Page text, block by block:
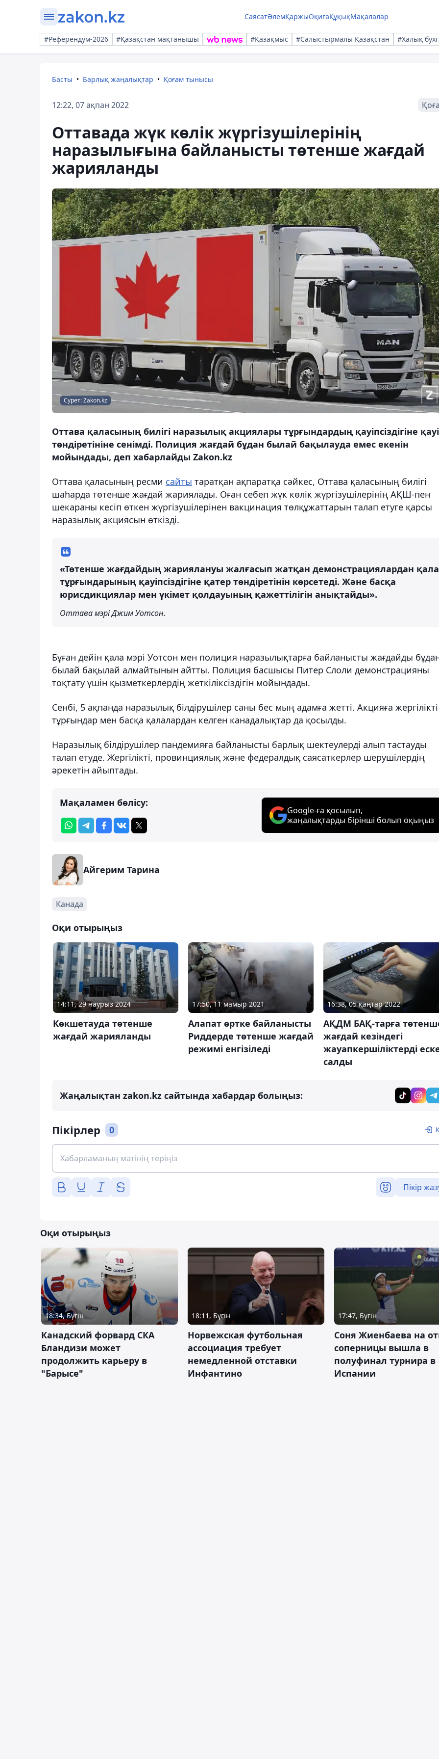
СаясатӘлемҚаржыОқиғаҚұқықМақалалар
#Референдум-2026 #Қазақстан мақтанышы #Қазақмыс #Салыстырмалы Қазақстан #Халық
Басты Барлық жаңалықтар Қоғам тынысы
12:22, 07 ақпан 2022
Оттавада жүк көлік жүргізушілерінің
наразылығына байланысты төтенше жағдай
жарияланды
Сурет: Zakon.kz
Оттава қаласының билігі наразылық акциялары тұрғындардың қауіпсіздігіне
төндіретініне сенімді. Полиция жағдай бұдан былай бақылауда емес екенін
мойындады, деп хабарлайды Zakon.kz
Оттава қаласының ресми сайты таратқан ақпаратқа сәйкес, Оттава қаласының билігі
шаһарда төтенше жағдай жариялады. Оған себеп жүк көлік жүргізушілерінің АҚШ-пен
шекараны кесіп өткен жүргізушілерінен вакцинация төлқұжаттарын талап етуге қарсы
наразылық акциясын өткізді.
«Төтенше жағдайдың жариялануы жалғасып жатқан демонстрациялардан қала
тұрғындарының қауіпсіздігіне қатер төндіретінін көрсетеді. Және басқа
юрисдикциялар мен үкімет қолдауының қажеттілігін анықтайды».
Оттава мэрі Джим Уотсон.
Бұған дейін қала мэрі Уотсон мен полиция наразылықтарға байланысты жағдайды
былай бақылай алмайтынын айтты. Полиция басшысы Питер Слоли демонстрацияны
тоқтату үшін қызметкерлердің жеткіліксіздігін мойындады.
Сенбі, 5 ақпанда наразылық білдірушілер саны бес мың адамға жетті. Акцияға жергілікті
тұрғындар мен басқа қалалардан келген канадалықтар да қосылды.
Наразылық білдірушілер пандемияға байланысты барлық шектеулерді алып тастауды
талап етуде. Жергілікті, провинциялық және федералдық саясаткерлер шерушілердің
әрекетін айыптады.
Мақаламен бөлісу:
Google-ға қосылып,
жаңалықтарды бірінші болып оқыңыз
Айгерим Тарина
Канада
Оқи отырыңыз
14:11, 29 наурыз 2024
Көкшетауда төтенше
жағдай жарияланды
17:50, 11 мамыр 2021
Алапат өртке байланысты
Риддерде төтенше жағдай
режимі енгізіледі
16:38, 05 қаңтар 2022
АҚДМ БАҚ-тарға
жағдай кезіндегі
жауапкершіліктерді
салды
Жаңалықтан zakon.kz сайтында хабардар болыңыз:
Пікірлер 0
Пікір
Оқи отырыңыз
18:34, Бүгін
Канадский форвард СКА
Бландизи может
продолжить карьеру в
"Барысе"
18:11, Бүгін
Норвежская футбольная
ассоциация требует
немедленной отставки
Инфантино
17:47, Бүгін
Соня Жиенбаева на
соперницы вышла в
полуфинал турнира в
Испании